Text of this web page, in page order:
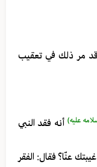
وقد مر ذلك في تعقيب
عليه) أنه فقد النبي
عنّا؟ فقال: الفقر